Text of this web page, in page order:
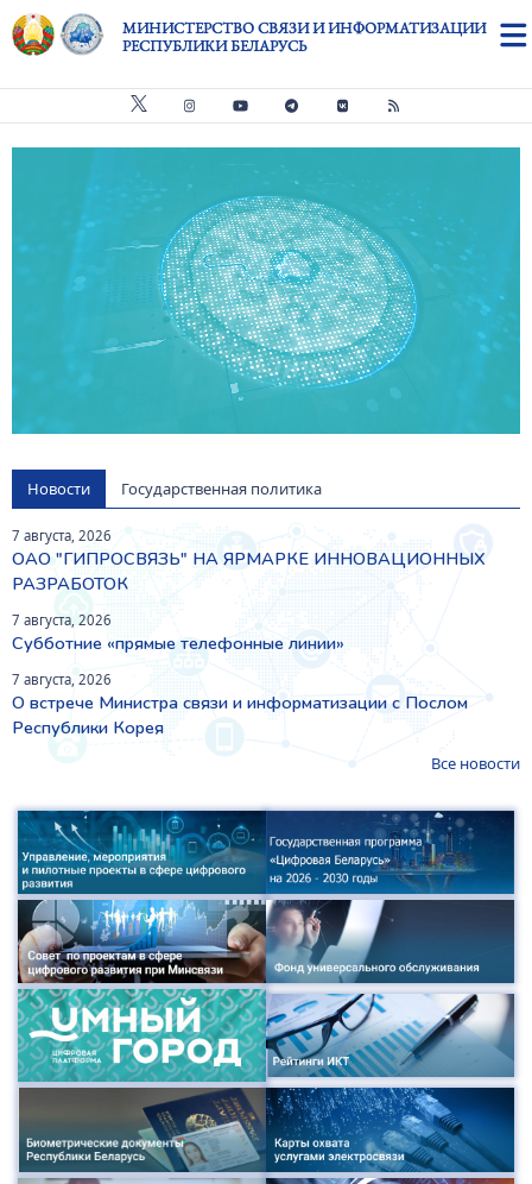
Перейти к основному содержанию
МИНИСТЕРСТВО СВЯЗИ И ИНФОРМАТИЗАЦИИ
РЕСПУБЛИКИ БЕЛАРУСЬ
Новости Государственная политика
7 августа, 2026
ОАО "ГИПРОСВЯЗЬ" НА ЯРМАРКЕ ИННОВАЦИОННЫХ
РАЗРАБОТОК
7 августа, 2026
Субботние «прямые телефонные линии»
7 августа, 2026
О встрече Министра связи и информатизации с Послом
Республики Корея
Все новости